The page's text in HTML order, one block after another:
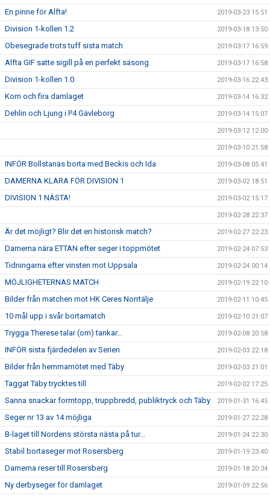
En pinne för Alfta! 2019-03-23 15:51
Division 1-kollen 1.2 2019-03-18 13:50
Obesegrade trots tuff sista match 2019-03-17 16:59
Alfta GIF satte sigill på en perfekt säsong 2019-03-17 16:58
Division 1-kollen 1.0 2019-03-16 22:43
Kom och fira damlaget 2019-03-14 16:32
Dehlin och Ljung i P4 Gävleborg 2019-03-14 15:07
2019-03-12 12:00
2019-03-10 21:58
INFÖR Bollstanäs borta med Beckis och Ida 2019-03-08 05:41
DAMERNA KLARA FÖR DIVISION 1 2019-03-02 18:51
DIVISION 1 NÄSTA! 2019-03-02 15:17
2019-02-28 22:37
Är det möjligt? Blir det en historisk match? 2019-02-27 22:23
Damerna nära ETTAN efter seger i toppmötet 2019-02-24 07:53
Tidningarna efter vinsten mot Uppsala 2019-02-24 00:14
MÖJLIGHETERNAS MATCH 2019-02-19 22:10
Bilder från matchen mot HK Ceres Norrtälje 2019-02-11 10:45
10 mål upp i svår bortamatch 2019-02-10 21:07
Trygga Therese talar (om) tankar... 2019-02-08 20:58
INFÖR sista fjärdedelen av Serien 2019-02-03 22:18
Bilder från hemmamötet med Täby 2019-02-03 21:01
Taggat Täby trycktes till 2019-02-02 17:25
Sanna snackar formtopp, truppbredd, publiktryck och Täby 2019-01-31 16:45
Seger nr 13 av 14 möjliga 2019-01-27 22:28
B-laget till Nordens största nästa på tur... 2019-01-24 22:30
Stabil bortaseger mot Rosersberg 2019-01-19 23:40
Damerna reser till Rosersberg 2019-01-18 20:34
Ny derbyseger för damlaget 2019-01-09 22:56